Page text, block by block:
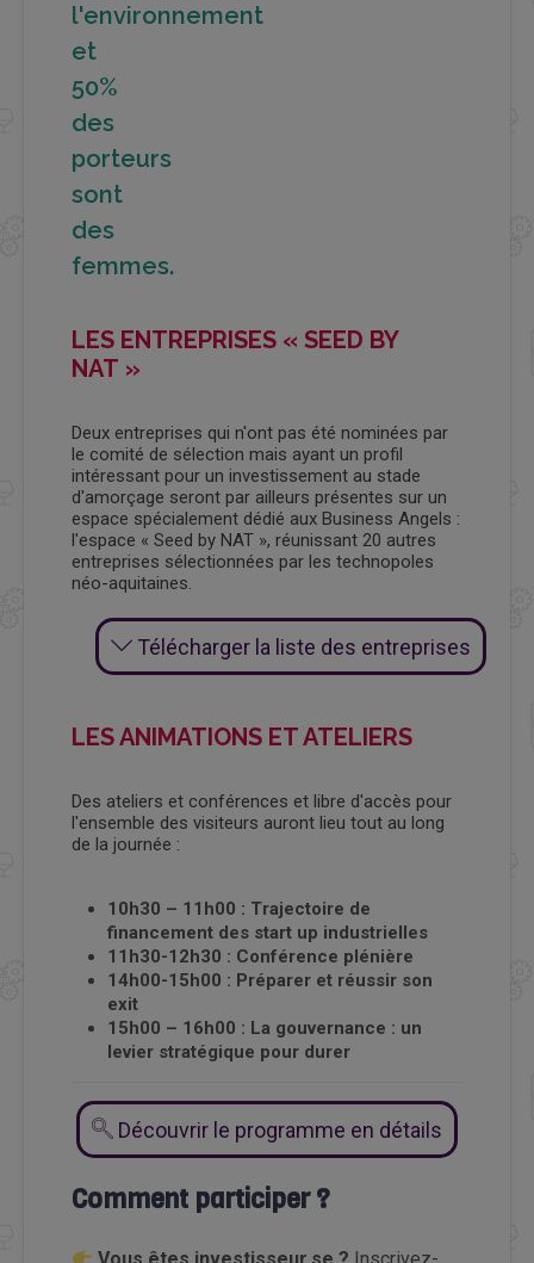
l'environnement
et
50%
des
porteurs
sont
des
femmes.
LES ENTREPRISES « SEED BY
NAT »
Deux entreprises qui n'ont pas été nominées par
le comité de sélection mais ayant un profil
intéressant pour un investissement au stade
d'amorçage seront par ailleurs présentes sur un
espace spécialement dédié aux Business Angels :
l'espace « Seed by NAT », réunissant 20 autres
entreprises sélectionnées par les technopoles
néo-aquitaines.
Télécharger la liste des entreprises
LES ANIMATIONS ET ATELIERS
Des ateliers et conférences et libre d'accès pour
l'ensemble des visiteurs auront lieu tout au long
de la journée :
10h30 – 11h00 : Trajectoire de
financement des start up industrielles
11h30-12h30 : Conférence plénière
14h00-15h00 : Préparer et réussir son
exit
15h00 – 16h00 : La gouvernance : un
levier stratégique pour durer
Découvrir le programme en détails
Comment participer ?